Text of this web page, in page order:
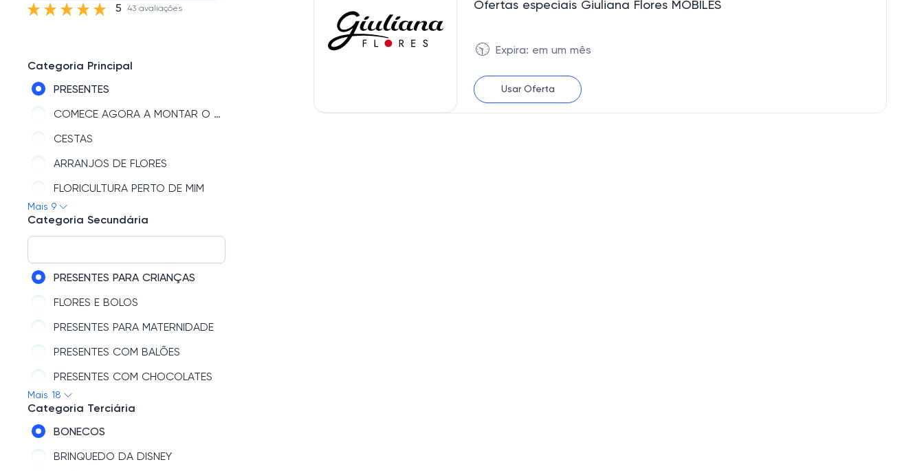
5 43 avaliações
Categoria Principal
PRESENTES
COMECE AGORA A MONTAR O SEU PRESENTE
CESTAS
ARRANJOS DE FLORES
FLORICULTURA PERTO DE MIM
BUQUÊ DE FLORES
TIPOS DE FLORES
GIOVANNA BABY
Mais 9
Categoria Secundária
PRESENTES PARA CRIANÇAS
FLORES E BOLOS
PRESENTES PARA MATERNIDADE
PRESENTES COM BALÕES
PRESENTES COM CHOCOLATES
PRESENTES PARA ELES
PRESENTES COM CANECAS
PRESENTES PARA PETS
Mais 18
Categoria Terciária
BONECOS
BRINQUEDO DA DISNEY
Ofertas especiais Giuliana Flores MÓBILES
🕥 Expira: em um mês
Usar Oferta